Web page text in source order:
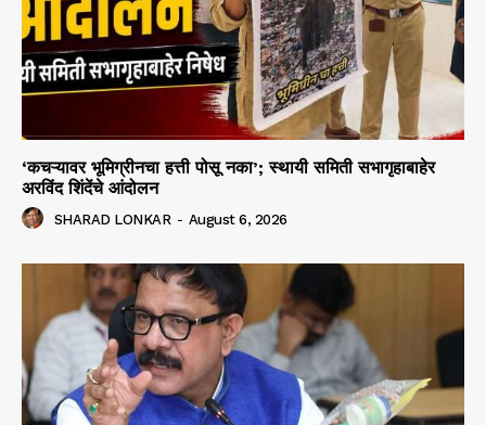
‘कचऱ्यावर भूमिग्रीनचा हत्ती पोसू नका’; स्थायी समिती सभागृहाबाहेर
अरविंद शिंदेंचे आंदोलन
SHARAD LONKAR - August 6, 2026